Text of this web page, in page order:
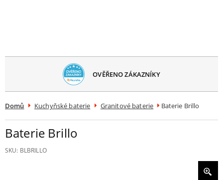
OVĚŘENO ZÁKAZNÍKY
Domů Kuchyňské baterie Granitové baterie Baterie Brillo
Baterie Brillo
SKU: BLBRILLO